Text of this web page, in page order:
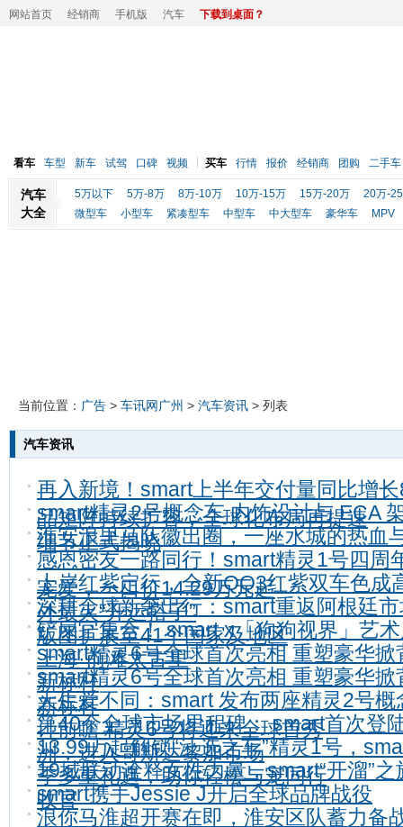
网站首页 经销商 手机版 汽车 下载到桌面？
看车 车型 新车 试驾 口碑 视频 买车 行情 报价 经销商 团购 二手车
汽车
大全
5万以下 5万-8万 8万-10万 10万-15万 15万-20万
20万-
微型车
小型车 紧凑型车 中型车 中大型车 豪华车 MPV
当前位置： 广告 > 车讯网广州 > 汽车资讯 > 列表
汽车资讯
再入新境！smart上半年交付量同比增
品矩阵持续扩容，全球化布局再提速
smart精灵2号概念车 内饰设计与 ECA
细节正式揭晓
淮安浪里马队徽出圈，一座水城的热血
感恩密友一路同行！smart精灵1号四周
宠爱，一口价14.29万元起
上岸红紫定行，全新QQ3红紫双车色成
外最火“开运搭子”
深耕全球新奢出行：smart重返阿根廷
版图扩展至41个国家及地区
铲屎官集合！ smart x「狗狗视界」艺
上海·前滩太古里
smart精灵6号全球首次亮相 重塑豪华掀
新标杆
smart精灵6号全球首次亮相 重塑豪华掀
新标杆
天生爱不同：smart 发布两座精灵2号概
计前瞻 精灵6号将迎来全球首秀
第40个全球市场里程碑： smart首次登
洲，进入哥斯达黎加市场
13.99万起解锁“汪选之车”精灵1号，
季多重礼遇，助你轻松与宠同行
19城联动诠释女性力量，smart“开溜”之
收官
smart携手Jessie J开启全球品牌战役
浪你马淮超开赛在即，淮安区队蓄力备